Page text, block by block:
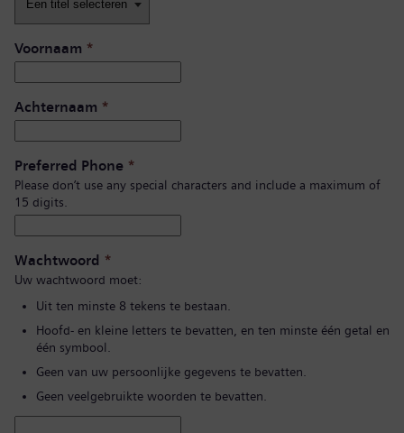
Voornaam *
Achternaam *
Preferred Phone *
Please don’t use any special characters and include a maximum of
15 digits.
Wachtwoord *
Uw wachtwoord moet:
Uit ten minste 8 tekens te bestaan.
Hoofd- en kleine letters te bevatten, en ten minste één getal en
één symbool.
Geen van uw persoonlijke gegevens te bevatten.
Geen veelgebruikte woorden te bevatten.